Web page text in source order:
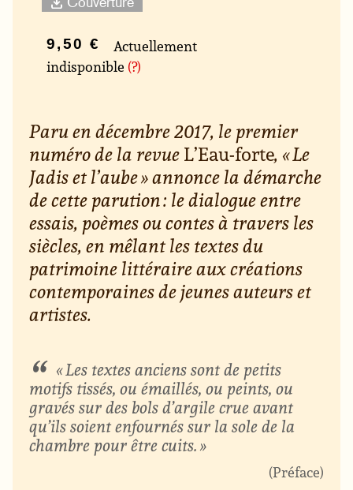
9,50 €
Actuellement
indisponible (?)
Paru en décembre 2017, le premier
numéro de la revueL’Eau-forte, « Le
Jadis et l’aube » annonce la démarche
de cette parution : le dialogue entre
essais, poèmes ou contes à travers les
siècles, en mêlant les textes du
patrimoine littéraire aux créations
contemporaines de jeunes auteurs et
artistes.
« Les textes anciens sont de petits
motifs tissés, ou émaillés, ou peints, ou
gravés sur des bols d’argile crue avant
qu’ils soient enfournés sur la sole de la
chambre pour être cuits. »
Préface